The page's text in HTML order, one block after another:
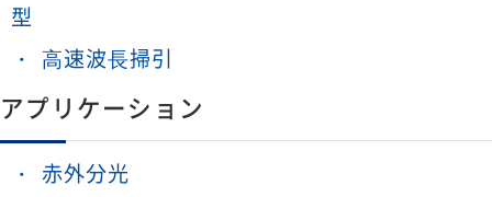
型
⾼速波⻑掃引
アプリケーション
赤外分光